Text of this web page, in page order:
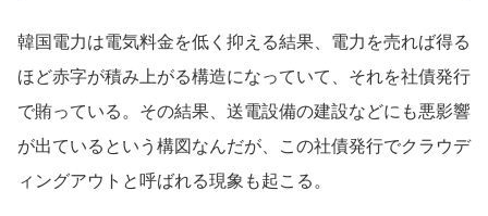
韓国電力は電気料金を低く抑える結果、電力を売れば得る
ほど赤字が積み上がる構造になっていて、それを社債発行
で賄っている。その結果、送電設備の建設などにも悪影響
が出ているという構図なんだが、この社債発行でクラウデ
ィングアウトと呼ばれる現象も起こる。